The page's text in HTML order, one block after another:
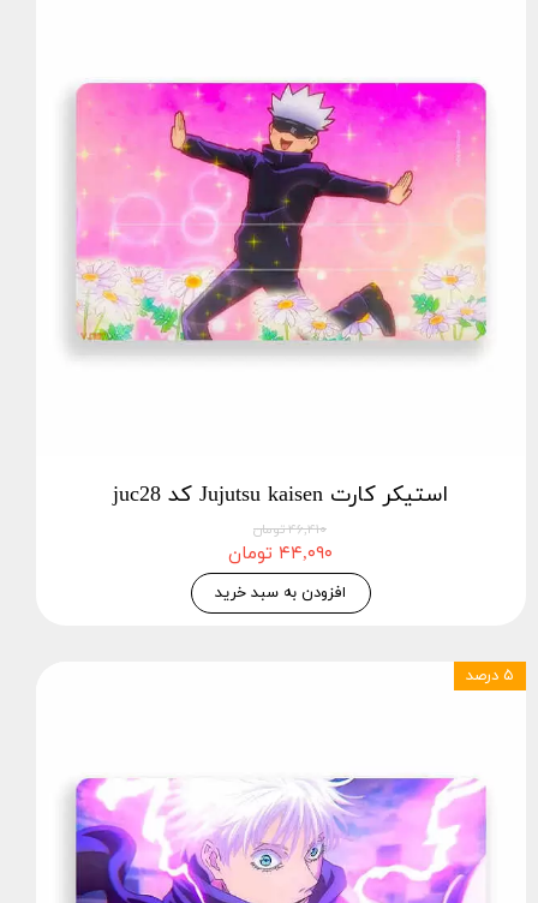
استیکر کارت Jujutsu kaisen کد juc28
۴۶,۴۱۰ تومان
۴۴,۰۹۰ تومان
افزودن به سبد خرید
۵ درصد